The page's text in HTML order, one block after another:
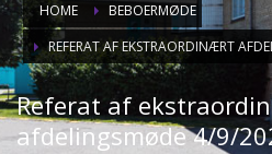
HOME
BEBOERMØDE
REFERAT AF EKSTRAORDINÆRT
Referat af
afdelingsmøde 4/9/